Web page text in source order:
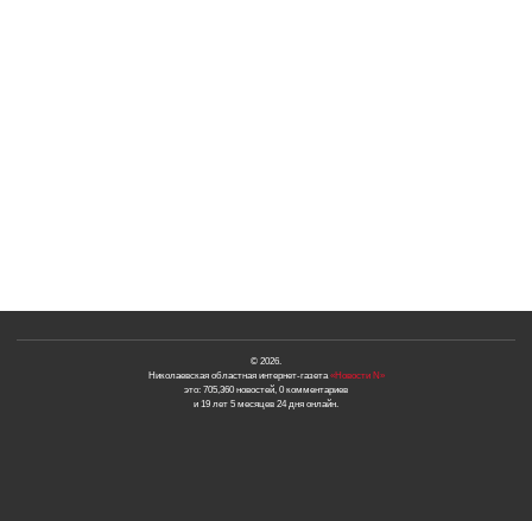
© 2026.
Николаевская областная интернет-газета«Новости N»
это: 705,360 новостей, 0 комментариев
и 19 лет 5 месяцев 24 дня онлайн.